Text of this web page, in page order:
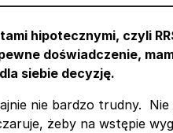
hipotecznymi, czyli
doświadczenie,
siebie decyzję.
nie bardzo trudny.
żeby na wstępie